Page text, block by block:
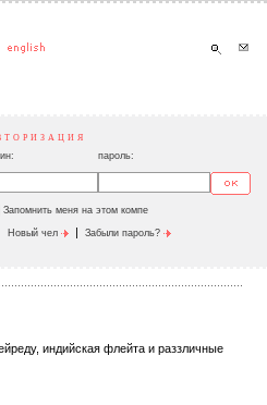
пароль:
Запомнить меня на этом компе
Новый чел | Забыли пароль?
индийская флейта и раззличные